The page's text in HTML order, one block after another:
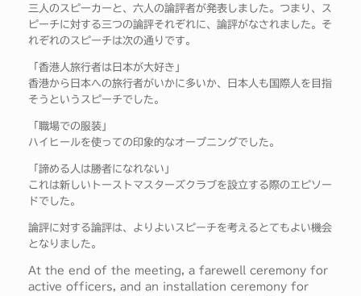
三人のスピーカーと、六人の論評者が発表しました。つまり、ス
ピーチに対する三つの論評それぞれに、論評がなされました。そ
れぞれのスピーチは次の通りです。
「香港人旅行者は日本が大好き」
香港から日本への旅行者がいかに多いか、日本人も国際人を目指
そうというスピーチでした。
「職場での服装」
ハイヒールを使っての印象的なオープニングでした。
「諦める人は勝者になれない」
これは新しいトーストマスターズクラブを設立する際のエピソー
ドでした。
論評に対する論評は、よりよいスピーチを考えるとてもよい機会
となりました。
At the end of the meeting, a farewell ceremony for
active officers, and an installation ceremony for